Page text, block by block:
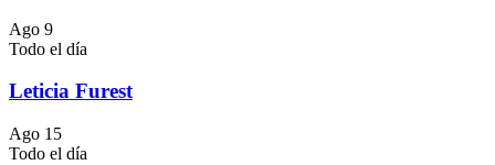
Ago 9
Todo el día
Leticia Furest
Ago 15
Todo el día